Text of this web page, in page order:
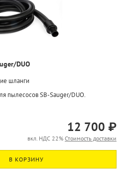
DUO
шланги
пылесосов SB-Sauger/DUO.
12 700 ₽
вкл. НДС 22% Стоимость доставки
В КОРЗИНУ